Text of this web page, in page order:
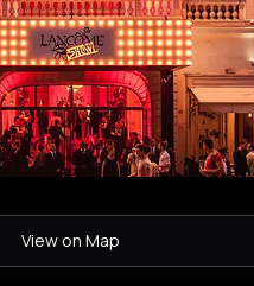
View on Map